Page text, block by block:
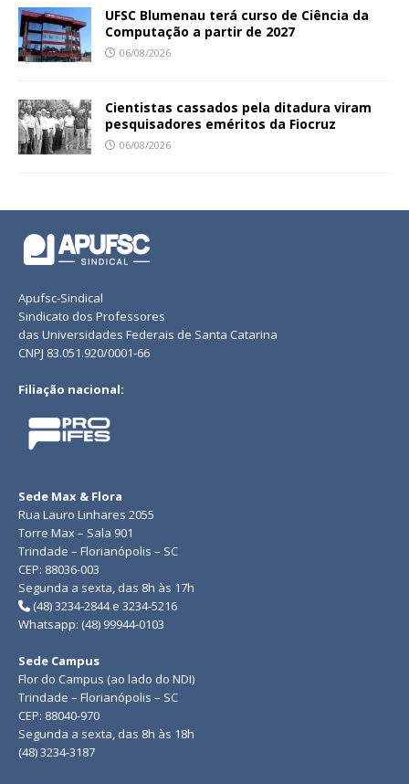
UFSC Blumenau terá curso de Ciência da
Computação a partir de 2027
06/08/2026
Cientistas cassados pela ditadura viram
pesquisadores eméritos da Fiocruz
06/08/2026
Apufsc-Sindical
Sindicato dos Professores
das Universidades Federais de Santa Catarina
CNPJ 83.051.920/0001-66
Filiação nacional:
Sede Max & Flora
Rua Lauro Linhares 2055
Torre Max – Sala 901
Trindade – Florianópolis – SC
CEP: 88036-003
Segunda a sexta, das 8h às 17h
(48) 3234-2844 e 3234-5216
Whatsapp: (48) 99944-0103
Sede Campus
Flor do Campus (ao lado do NDI)
Trindade – Florianópolis – SC
CEP: 88040-970
Segunda a sexta, das 8h às 18h
(48) 3234-3187